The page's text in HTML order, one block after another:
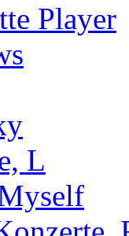
Player
L